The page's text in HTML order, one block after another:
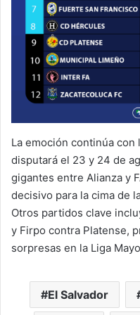
La emoción continúa con
disputará el 23 y 24 de
gigantes entre Alianza y
decisivo para la cima de
Otros partidos clave
y Firpo contra Platense,
sorpresas en la Liga
El Salvador